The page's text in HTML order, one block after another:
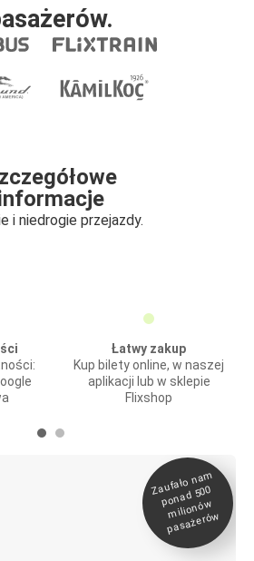
i niedrogie przejazdy.
Łatwy zakup
Kup bilety online, w naszej
aplikacji lub w sklepie
Flixshop
Zaufało na
m
ponad 500
milionó
w
pasażeró
w